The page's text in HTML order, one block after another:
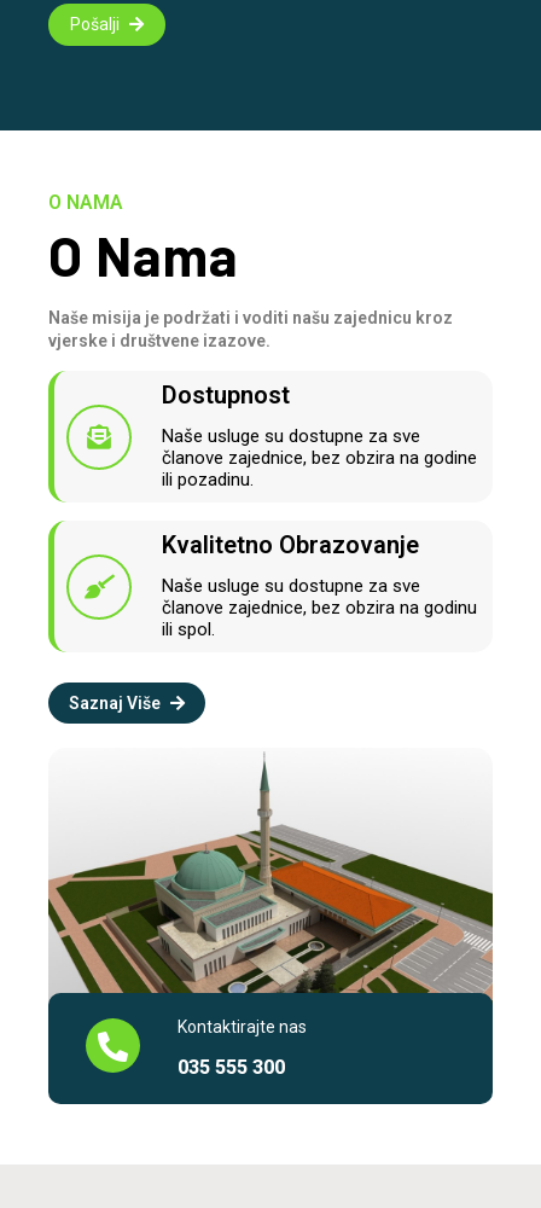
Pošalji
Kontaktirajte nas
035 555 300
O NAMA
O Nama
Naše misija je podržati i voditi našu zajednicu kroz
vjerske i društvene izazove.
Dostupnost
Naše usluge su dostupne za sve
članove zajednice, bez obzira na godine
ili pozadinu.
Kvalitetno Obrazovanje
Naše usluge su dostupne za sve
članove zajednice, bez obzira na godinu
ili spol.
Saznaj Više